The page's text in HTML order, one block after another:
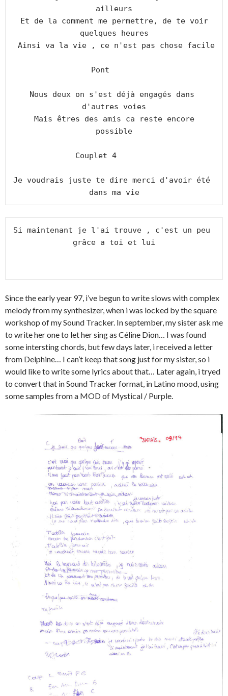
ailleurs
quelques heures
Pont
Nous deux on s'est déjà engagés dans
d'autres voies
possible
Couplet 4
Je voudrais juste te dire merci d'avoir été
dans ma vie
Si maintenant je l'ai trouve , c'est un peu
grâce a toi et lui
Since the early year 97, i’ve begun to write slows with complex
melody from my synthesizer, when i was locked by the square
workshop of my Sound Tracker. In september, my sister ask me
to write her one to let her sing as Céline Dion… I was found
some intersting chords, but few days later, i received a letter
from Delphine… I can’t keep that song just for my sister, so i
would like to write some lyrics about that… Later again, i tryed
to convert that in Sound Tracker format, in Latino mood, using
some samples from a MOD of Mystical / Purple.